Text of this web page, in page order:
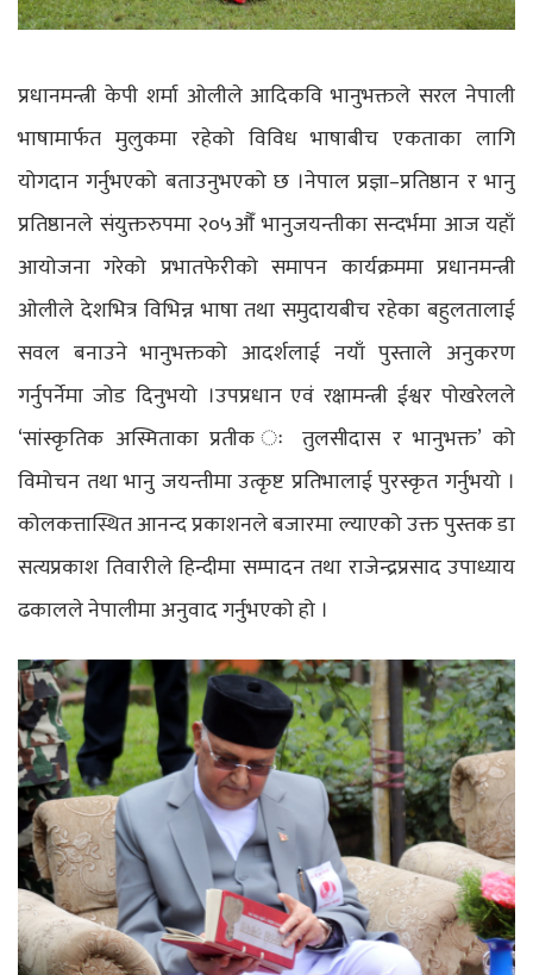
प्रधानमन्त्री केपी शर्मा ओलीले आदिकवि भानुभक्तले सरल नेपाली
भाषामार्फत मुलुकमा रहेको विविध भाषाबीच एकताका लागि
योगदान गर्नुभएको बताउनुभएको छ ।नेपाल प्रज्ञा–प्रतिष्ठान र भानु
प्रतिष्ठानले संयुक्तरुपमा २०५औँ भानुजयन्तीका सन्दर्भमा आज यहाँ
आयोजना गरेको प्रभातफेरीको समापन कार्यक्रममा प्रधानमन्त्री
ओलीले देशभित्र विभिन्न भाषा तथा समुदायबीच रहेका बहुलतालाई
सवल बनाउने भानुभक्तको आदर्शलाई नयाँ पुस्ताले अनुकरण
गर्नुपर्नेमा जोड दिनुभयो ।उपप्रधान एवं रक्षामन्त्री ईश्वर पोखरेलले
‘सांस्कृतिक अस्मिताका प्रतीक ः तुलसीदास र भानुभक्त’ को
विमोचन तथा भानु जयन्तीमा उत्कृष्ट प्रतिभालाई पुरस्कृत गर्नुभयो ।
कोलकत्तास्थित आनन्द प्रकाशनले बजारमा ल्याएको उक्त पुस्तक डा
सत्यप्रकाश तिवारीले हिन्दीमा सम्पादन तथा राजेन्द्रप्रसाद उपाध्याय
ढकालले नेपालीमा अनुवाद गर्नुभएको हो ।